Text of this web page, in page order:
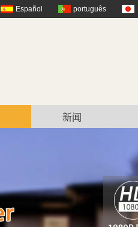
Español português
新闻